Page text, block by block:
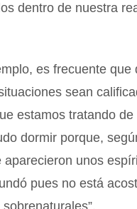
dentro de nuestra
es frecuente que
sean
estamos tratando de
dormir porque,
aparecieron unos
pues no está